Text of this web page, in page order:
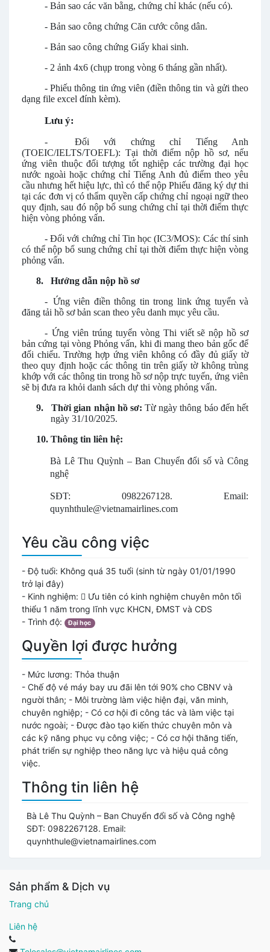
- Bản sao các văn bằng, chứng chỉ khác (nếu có).
- Bản sao công chứng Căn cước công dân.
- Bản sao công chứng Giấy khai sinh.
- 2 ảnh 4x6 (chụp trong vòng 6 tháng gần nhất).
- Phiếu thông tin ứng viên (điền thông tin và gửi theo
dạng file excel đính kèm).
Lưu ý:
-
Đối với chứng chỉ Tiếng Anh
(TOEIC/IELTS/TOEFL): Tại thời điểm nộp hồ sơ, nếu
ứng viên thuộc đối tượng tốt nghiệp các trường đại học
nước ngoài hoặc chứng chỉ Tiếng Anh đủ điểm theo yêu
cầu nhưng hết hiệu lực, thì có thể nộp Phiếu đăng ký dự thi
tại các đơn vị có thẩm quyền cấp chứng chỉ ngoại ngữ theo
quy định, sau đó nộp bổ sung chứng chỉ tại thời điểm thực
hiện vòng phỏng vấn.
- Đối với chứng chỉ Tin học (IC3/MOS): Các thí sinh
có thể nộp bổ sung chứng chỉ tại thời điểm thực hiện vòng
phỏng vấn.
8.
Hướng dẫn nộp hồ sơ
- Ứng viên điền thông tin trong link ứng tuyển và
đăng tải hồ sơ bản scan theo yêu danh mục yêu cầu.
- Ứng viên trúng tuyển vòng Thi viết sẽ nộp hồ sơ
bản cứng tại vòng Phỏng vấn, khi đi mang theo bản gốc để
đối chiếu. Trường hợp ứng viên không có đầy đủ giấy tờ
theo quy định hoặc các thông tin trên giấy tờ không trùng
khớp với các thông tin trong hồ sơ nộp trực tuyến, ứng viên
sẽ bị đưa ra khỏi danh sách dự thi vòng phỏng vấn.
9.
Thời gian nhận hồ sơ: Từ ngày thông báo đến hết
ngày 31/10/2025.
10. Thông tin liên hệ:
Bà Lê Thu Quỳnh – Ban Chuyển đổi số và Công
nghệ
SĐT: 0982267128. Email:
quynhthule@vietnamairlines.com
Yêu cầu công việc
- Độ tuổi: Không quá 35 tuổi (sinh từ ngày 01/01/1990
trở lại đây)
- Kinh nghiệm:  Ưu tiên có kinh nghiệm chuyên môn tối
thiểu 1 năm trong lĩnh vực KHCN, ĐMST và CĐS
- Trình độ:
Đại học
Quyền lợi được hưởng
- Mức lương: Thỏa thuận
- Chế độ vé máy bay ưu đãi lên tới 90% cho CBNV và
người thân; - Môi trường làm việc hiện đại, văn minh,
chuyên nghiệp; - Có cơ hội đi công tác và làm việc tại
nước ngoài; - Được đào tạo kiến thức chuyên môn và
các kỹ năng phục vụ công việc; - Có cơ hội thăng tiến,
phát triển sự nghiệp theo năng lực và hiệu quả công
việc.
Thông tin liên hệ
Bà Lê Thu Quỳnh – Ban Chuyển đổi số và Công nghệ
SĐT: 0982267128. Email:
quynhthule@vietnamairlines.com
Sản phẩm & Dịch vụ
Trang chủ
Liên hệ